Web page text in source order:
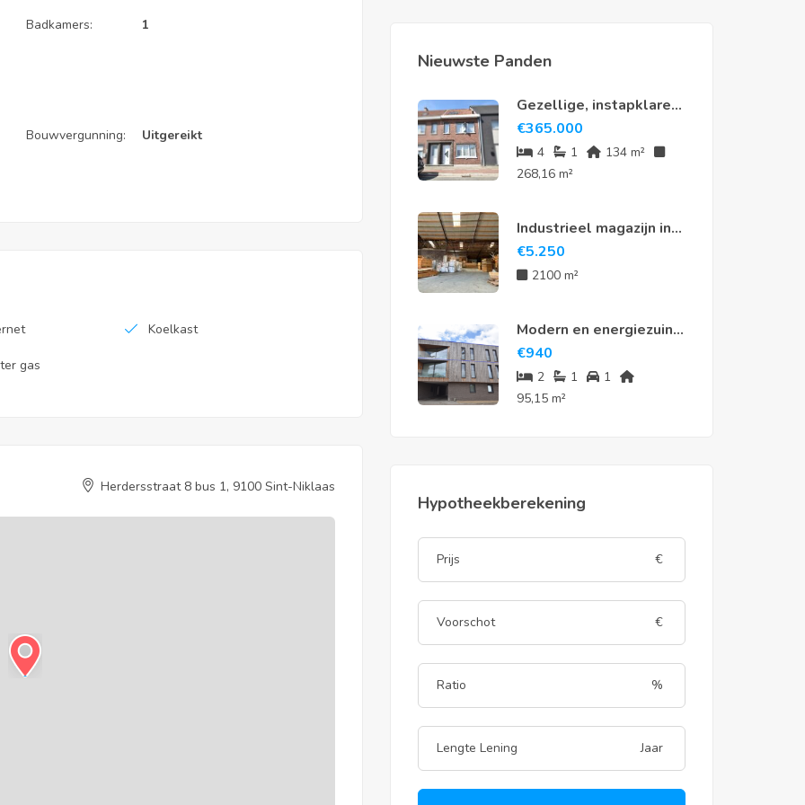
Badkamers: 1
Bouwvergunning: Uitgereikt
Koelkast
gas
Herdersstraat 8 bus 1, 9100 Sint-Niklaas
Nieuwste Panden
Gezellige, instapklare
rijwoning met 4
slaapkamers en tuin in
hartje Meerdonk
€365.000
4 1
134 m²
268,16 m²
Industrieel magazijn in
Sint-Niklaas
€5.250
2100 m²
Modern en energiezuinig
appartement te huur in
hartje Nieuwkerken-
Waas
€940
2 1
1
95,15 m²
Hypotheekberekening
€
€
%
Jaar